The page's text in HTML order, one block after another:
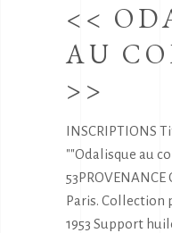
<<
AU
>>
INSCRIPTIONS
""Odalisque au
Paris. Collection
1953 Support